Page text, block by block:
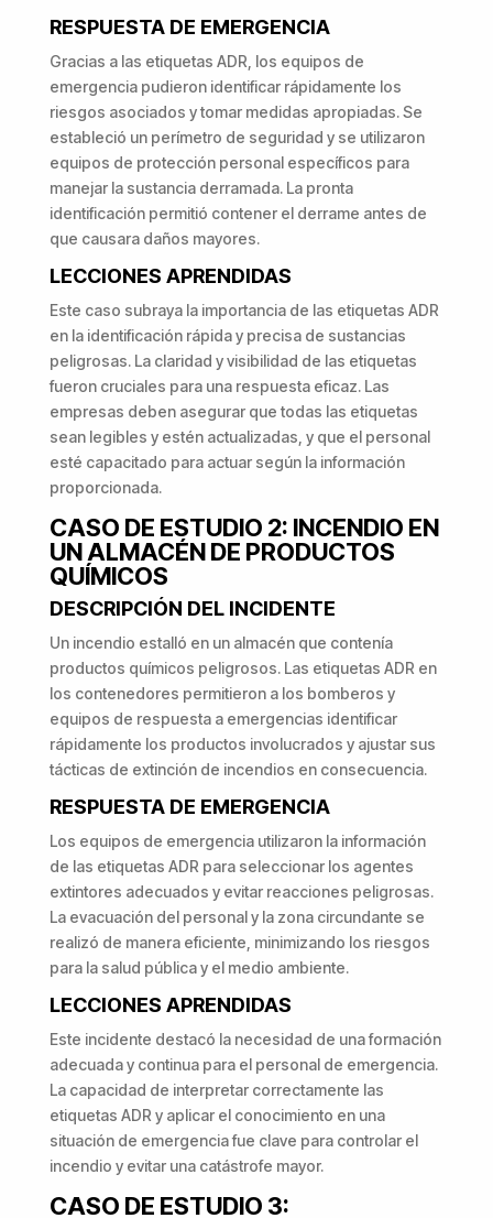
RESPUESTA DE EMERGENCIA
Gracias a las etiquetas ADR, los equipos de
emergencia pudieron identificar rápidamente los
riesgos asociados y tomar medidas apropiadas. Se
estableció un perímetro de seguridad y se utilizaron
equipos de protección personal específicos para
manejar la sustancia derramada. La pronta
identificación permitió contener el derrame antes de
que causara daños mayores.
LECCIONES APRENDIDAS
Este caso subraya la importancia de las etiquetas ADR
en la identificación rápida y precisa de sustancias
peligrosas. La claridad y visibilidad de las etiquetas
fueron cruciales para una respuesta eficaz. Las
empresas deben asegurar que todas las etiquetas
sean legibles y estén actualizadas, y que el personal
esté capacitado para actuar según la información
proporcionada.
CASO DE ESTUDIO 2: INCENDIO EN
UN ALMACÉN DE PRODUCTOS
QUÍMICOS
DESCRIPCIÓN DEL INCIDENTE
Un incendio estalló en un almacén que contenía
productos químicos peligrosos. Las etiquetas ADR en
los contenedores permitieron a los bomberos y
equipos de respuesta a emergencias identificar
rápidamente los productos involucrados y ajustar sus
tácticas de extinción de incendios en consecuencia.
RESPUESTA DE EMERGENCIA
Los equipos de emergencia utilizaron la información
de las etiquetas ADR para seleccionar los agentes
extintores adecuados y evitar reacciones peligrosas.
La evacuación del personal y la zona circundante se
realizó de manera eficiente, minimizando los riesgos
para la salud pública y el medio ambiente.
LECCIONES APRENDIDAS
Este incidente destacó la necesidad de una formación
adecuada y continua para el personal de emergencia.
La capacidad de interpretar correctamente las
etiquetas ADR y aplicar el conocimiento en una
situación de emergencia fue clave para controlar el
incendio y evitar una catástrofe mayor.
CASO DE ESTUDIO 3: